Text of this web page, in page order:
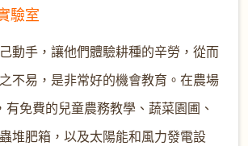
驗室
動手，讓他們體驗耕種的辛勞，從而
不易，是非常好的機會教育。在農場
有免費的兒童農務教學、蔬菜園圃、
堆肥箱，以及太陽能和風力發電設